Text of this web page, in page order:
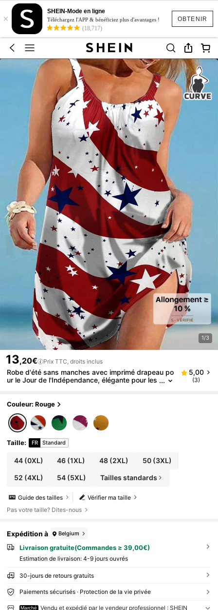
OBTENIR
×
SHEIN-Mode en ligne
Téléchargez l'APP & bénéficiez plus d'avantages !
(18,717)
1/3
13,20€ Prix TTC, droits inclus
Robe d'été sans manches avec imprimé drapeau po
ur le Jour de l'Indépendance, élégante pour les
5,00
(3)
Couleur: Rouge
Taille: FR Standard
44(0XL) 46 (1XL) 48(2XL) 50(3XL)
52 (4XL) 54 (5XL) Tailles standards
Vérifier ma taille
Guide des tailles
Pas votre taille? Dites-nous
Expédition à Belgium
Livraison gratuite(Commandes ≥ 39,00€)
Estimation de livraison: 4-9 jours ouvrés
30-jours de retours gratuits
Paiements sécurisés · Protection de la vie privée
Marché
Vendu et expédié par le vendeur professionnel : SHEIN